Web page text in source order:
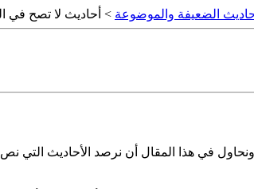
الضعيفة والموضوعة > أحاديث لا تصح في
في هذا المقال أن نرصد ‏الأحاديث التي